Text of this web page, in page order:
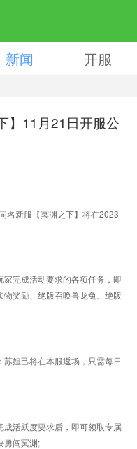
新闻 开服
】11月21日开服公
名新服【冥渊之下】将在2023
完成活动要求的各项任务，即
奖励、绝版召唤兽龙兔、绝版
妲己将在本服返场，只需每日
活跃度要求后，即可领取专属
勇闯冥渊;